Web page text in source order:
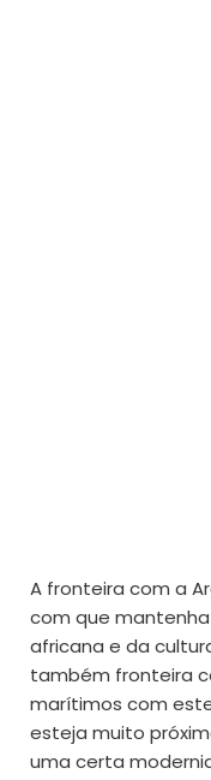
A fronteira com a
com que
africana e da
também fronteira
marítimos com
esteja muito
uma certa